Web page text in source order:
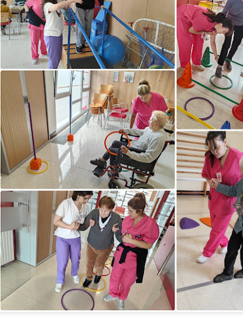
En el centro de día hemos retomado una de las actividades que más
jabones artesanales.
Cada participante elaborará un jabón que llevará a casa el día 7 de
Asturias.
JUL
24
CONCURSO FACEBOOK. Ganadores julio
Este mes ha ganado nuestro concurso de Facebook, La
y hoy su presidente, Jesús, ha venido a visitarnos y a recoger su
Las pistas las dieron Fernando, Nieves y Tino. Y la respuesta era Frida
JUL
21
UN DIA DE PLAYA PARA TODOS
Hoy disfrutamos de una jornada muy especial en la Playa de
la experiencia del mar de acuerdo con sus gustos, deseos y
Para algunos, el plan perfecto fue sentir el agua en los pies y disfrutar
animaron a dar un paso más y disfrutaron de un baño completo.